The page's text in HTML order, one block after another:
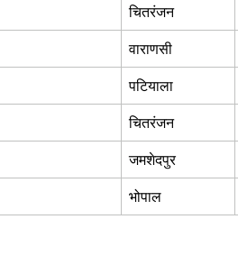
चितरंजन
वाराणसी
पटियाला
चितरंजन
जमशेदपुर
भोपाल